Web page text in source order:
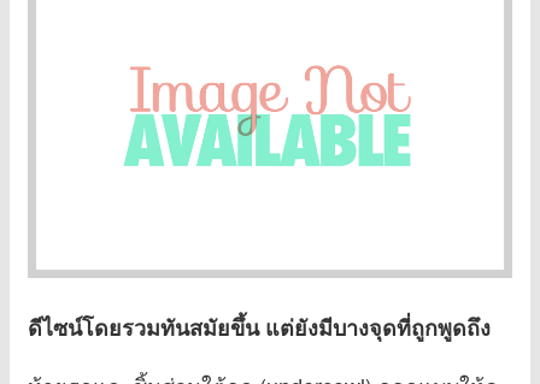
ดีไซน์โดยรวมทันสมัยขึ้น แต่ยังมีบางจุดที่ถูกพูดถึง